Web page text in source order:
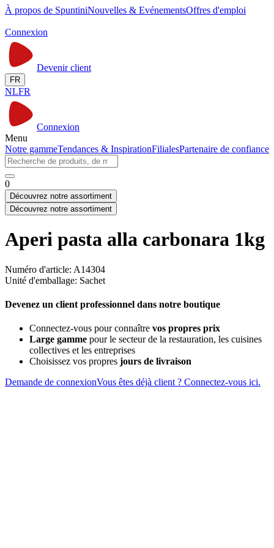
À propos de SpuntiniNouvelles & EvénementsOffres d'emploi
Connexion
Devenir client
FR
NLFR
Connexion
Menu
Notre gammeTendances & InspirationFilialesPartenaire de confiance
0
Découvrez notre assortiment
Découvrez notre assortiment
Aperi pasta alla carbonara 1kg
Numéro d'article: A14304
Unité d'emballage: Sachet
Devenez un client professionnel dans notre boutique
Connectez-vous pour connaître vos propres prix
Large gamme pour le secteur de la restauration, les cuisines
collectives et les entreprises
Choisissez vos propres jours de livraison
Demande de connexionVous êtes déjà client ? Connectez-vous ici.